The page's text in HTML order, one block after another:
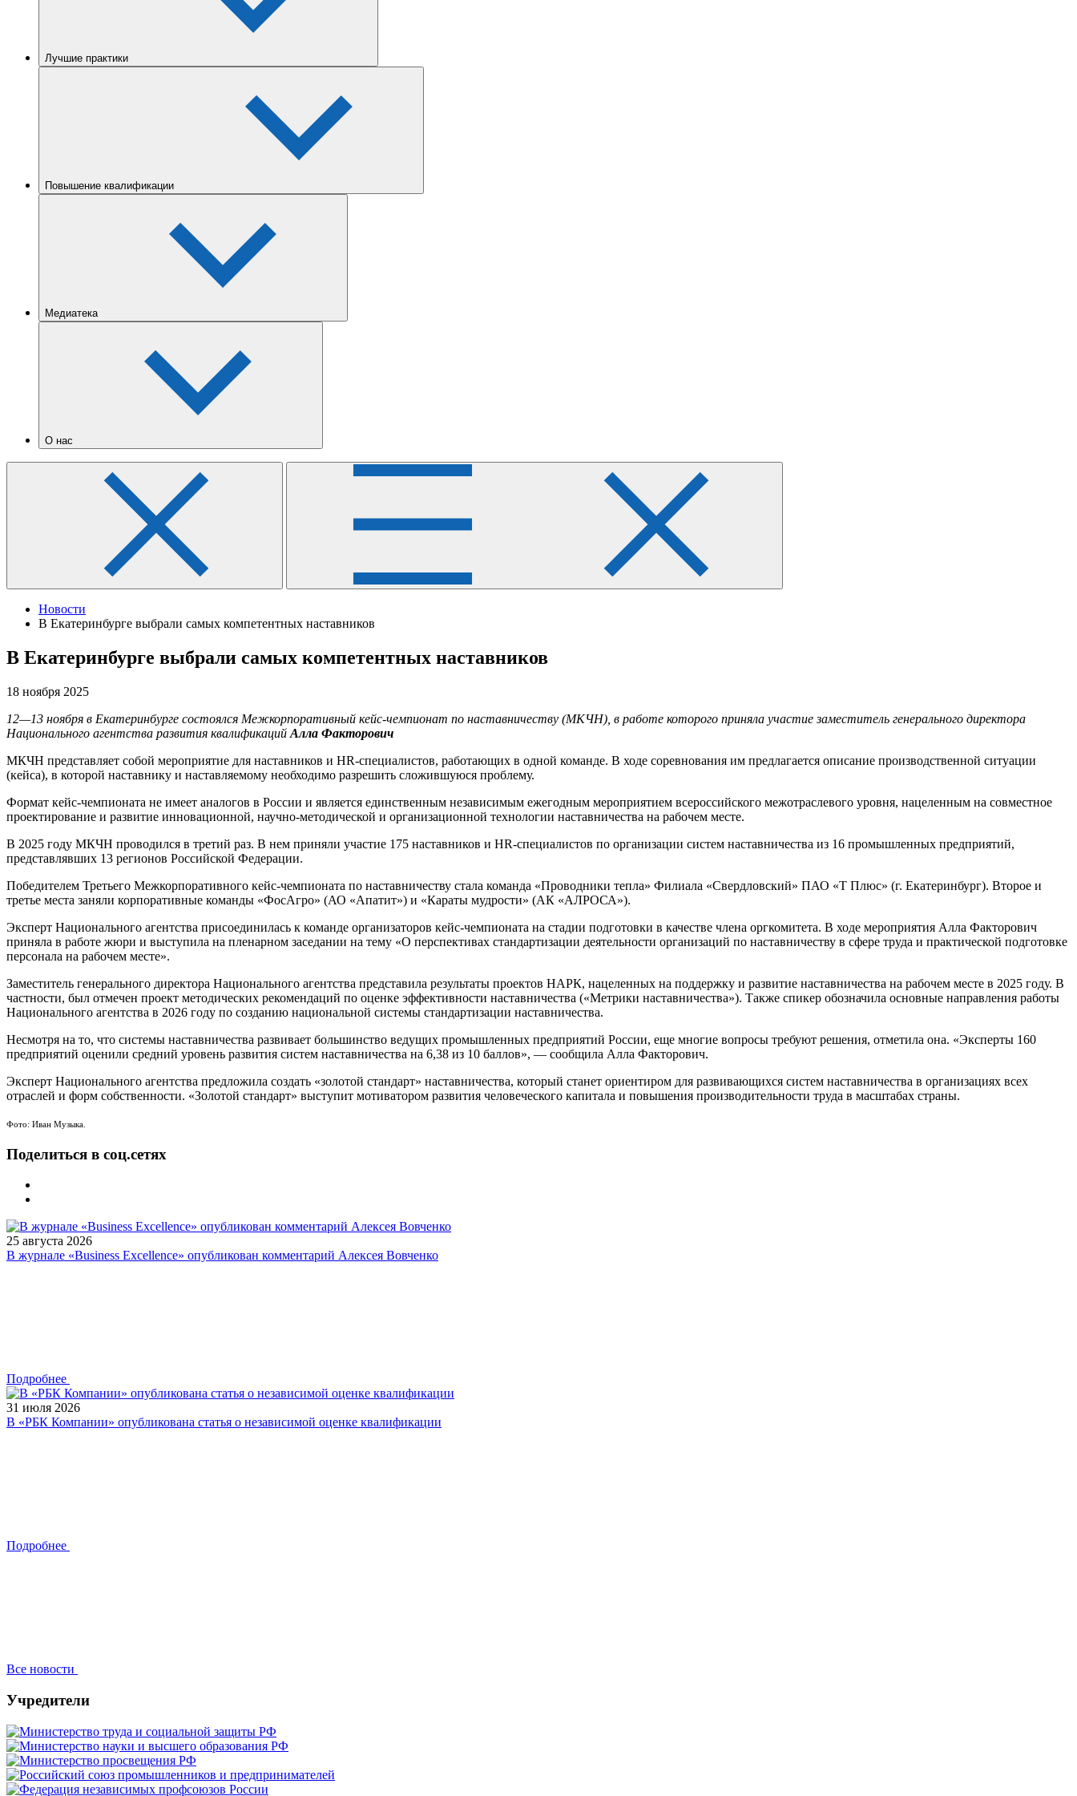
Лучшие практики
Повышение квалификации
Медиатека
О нас
Новости
В Екатеринбурге выбрали самых компетентных наставников
В Екатеринбурге выбрали самых компетентных наставников
18 ноября 2025
12—13 ноября в Екатеринбурге состоялся Межкорпоративный кейс-чемпионат по наставничеству (МКЧН), в работе которого приняла участие заместитель генерального директора
Национального агентства развития квалификаций Алла Факторович
МКЧН представляет собой мероприятие для наставников и HR-специалистов, работающих в одной команде. В ходе соревнования им предлагается описание производственной ситуации
(кейса), в которой наставнику и наставляемому необходимо разрешить сложившуюся проблему.
Формат кейс-чемпионата не имеет аналогов в России и является единственным независимым ежегодным мероприятием всероссийского межотраслевого уровня, нацеленным на совместное
проектирование и развитие инновационной, научно-методической и организационной технологии наставничества на рабочем месте.
В 2025 году МКЧН проводился в третий раз. В нем приняли участие 175 наставников и HR-специалистов по организации систем наставничества из 16 промышленных предприятий,
представлявших 13 регионов Российской Федерации.
Победителем Третьего Межкорпоративного кейс-чемпионата по наставничеству стала команда «Проводники тепла» Филиала «Свердловский» ПАО «Т Плюс» (г. Екатеринбург). Второе и
третье места заняли корпоративные команды «ФосАгро» (АО «Апатит») и «Караты мудрости» (АК «АЛРОСА»).
Эксперт Национального агентства присоединилась к команде организаторов кейс-чемпионата на стадии подготовки в качестве члена оргкомитета. В ходе мероприятия Алла Факторович
приняла в работе жюри и выступила на пленарном заседании на тему «О перспективах стандартизации деятельности организаций по наставничеству в сфере труда и практической подготовке
персонала на рабочем месте».
Заместитель генерального директора Национального агентства представила результаты проектов НАРК, нацеленных на поддержку и развитие наставничества на рабочем месте в 2025 году. В
частности, был отмечен проект методических рекомендаций по оценке эффективности наставничества («Метрики наставничества»). Также спикер обозначила основные направления работы
Национального агентства в 2026 году по созданию национальной системы стандартизации наставничества.
Несмотря на то, что системы наставничества развивает большинство ведущих промышленных предприятий России, еще многие вопросы требуют решения, отметила она. «Эксперты 160
предприятий оценили средний уровень развития систем наставничества на 6,38 из 10 баллов», — сообщила Алла Факторович.
Эксперт Национального агентства предложила создать «золотой стандарт» наставничества, который станет ориентиром для развивающихся систем наставничества в организациях всех
отраслей и форм собственности. «Золотой стандарт» выступит мотиватором развития человеческого капитала и повышения производительности труда в масштабах страны.
Фото: Иван Музыка.
Поделиться в соц.сетях
25 августа 2026
В журнале «Business Excellence» опубликован комментарий Алексея Вовченко
Подробнее
31 июля 2026
В «РБК Компании» опубликована статья о независимой оценке квалификации
Подробнее
Все новости
Учредители